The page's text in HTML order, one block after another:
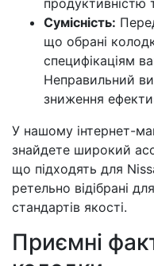
продуктивністю
Сумісність:
що обрані
специфікаціям
Неправильний
зниження
У нашому інтернет-
знайдете широкий
що підходять для
ретельно відібрані
стандартів якості.
Приємні